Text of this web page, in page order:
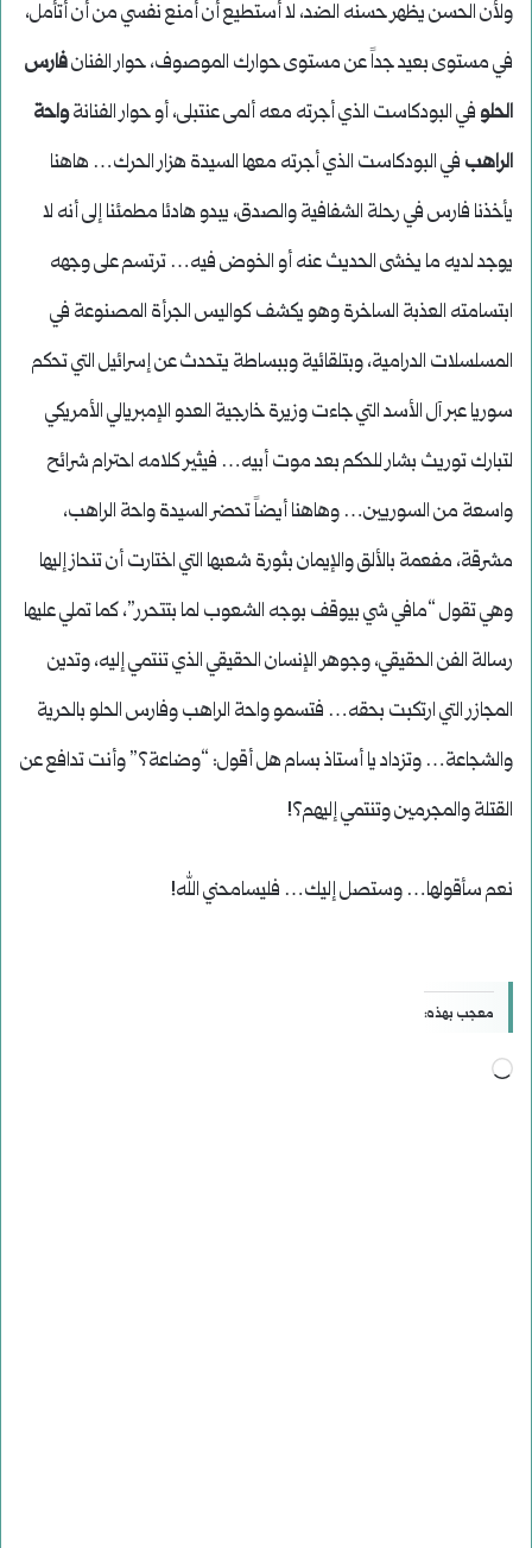
ولأن الحسن يظهر حسنه الضد، لا أستطيع أن أمنع نفسي من أن أتأمل،
في مستوى بعيد جداً عن مستوى حوارك الموصوف، حوار الفنانفارس
الحلو في البودكاست الذي أجرته معه ألمى عنتبلى، أو حوار الفنانةواحة
الراهب في البودكاست الذي أجرته معها السيدة هزار الحرك… هاهنا
يأخذنا فارس في رحلة الشفافية والصدق، يبدو هادئا مطمئنا إلى أنه لا
يوجد لديه ما يخشى الحديث عنه أو الخوض فيه… ترتسم على وجهه
ابتسامته العذبة الساخرة وهو يكشف كواليس الجرأة المصنوعة في
المسلسلات الدرامية، وبتلقائية وببساطة يتحدث عن إسرائيل التي تحكم
سوريا عبر آل الأسد التي جاءت وزيرة خارجية العدو الإمبريالي الأمريكي
لتبارك توريث بشار للحكم بعد موت أبيه… فيثير كلامه احترام شرائح
واسعة من السوريين… وهاهنا أيضاً تحضر السيدة واحة الراهب،
مشرقة، مفعمة بالألق والإيمان بثورة شعبها التي اختارت أن تنحاز إليها
وهي تقول “مافي شي بيوقف بوجه الشعوب لما بتتحرر”، كما تملي عليها
رسالة الفن الحقيقي، وجوهر الإنسان الحقيقي الذي تنتمي إليه، وتدين
المجازر التي ارتكبت بحقه… فتسمو واحة الراهب وفارس الحلو بالحرية
والشجاعة… وتزداد يا أستاذ بسام هل أقول: “وضاعة؟” وأنت تدافع عن
القتلة والمجرمين وتنتمي إليهم؟!
نعم سأقولها… وستصل إليك… فليسامحني الله!
معجب بهذه:
جاري